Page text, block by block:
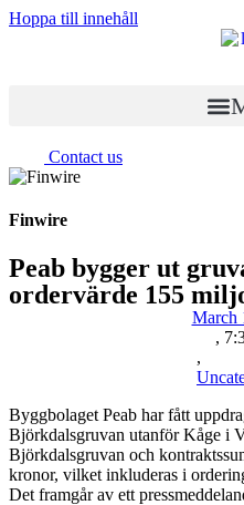
Hoppa till innehåll
Contact us
Finwire
Peab bygger ut
ordervärde 155
March
,
,
Byggbolaget Peab har fått
Björkdalsgruvan utanför Kåge i
Björkdalsgruvan och
kronor, vilket inkluderas i
Det framgår av ett